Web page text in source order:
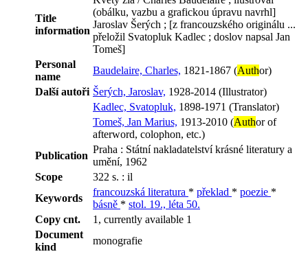
Title
information
(obálku, vazbu a grafickou úpravu navrhl]
Jaroslav Šerých ; [z francouzského originálu ...
přeložil Svatopluk Kadlec ; doslov napsal Jan
Tomeš]
Personal
name
Baudelaire, Charles, 1821-1867 (Author)
Další autoři Šerých, Jaroslav, 1928-2014 (Illustrator)
Kadlec, Svatopluk, 1898-1971 (Translator)
Tomeš, Jan Marius, 1913-2010 (Author of
afterword, colophon, etc.)
Publication
Praha : Státní nakladatelství krásné literatury a
umění, 1962
Scope
322 s. : il
Keywords
francouzská literatura * překlad * poezie *
básně * stol. 19., léta 50.
Copy cnt.
1, currently available 1
Document
kind
monografie